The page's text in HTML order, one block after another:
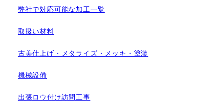
弊社で対応可能な加工一覧
取扱い材料
古美仕上げ・メタライズ・メッキ・塗装
機械設備
出張ロウ付け訪問工事